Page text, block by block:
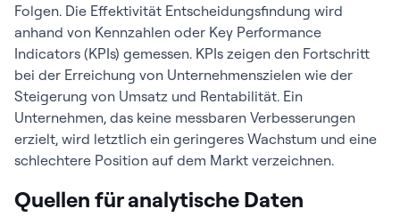
Folgen. Die Effektivität Entscheidungsfindung wird
anhand von Kennzahlen oder Key Performance
Indicators (KPIs) gemessen. KPIs zeigen den Fortschritt
bei der Erreichung von Unternehmenszielen wie der
Steigerung von Umsatz und Rentabilität. Ein
Unternehmen, das keine messbaren Verbesserungen
erzielt, wird letztlich ein geringeres Wachstum und eine
schlechtere Position auf dem Markt verzeichnen.
Quellen für analytische Daten